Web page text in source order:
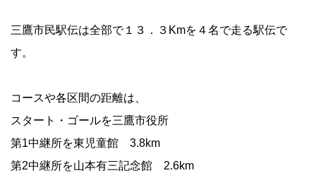
三鷹市民駅伝は全部で１３．３Kmを４名で走る駅伝で
す。
コースや各区間の距離は、
スタート・ゴールを三鷹市役所
第1中継所を東児童館 3.8km
第2中継所を山本有三記念館 2.6km